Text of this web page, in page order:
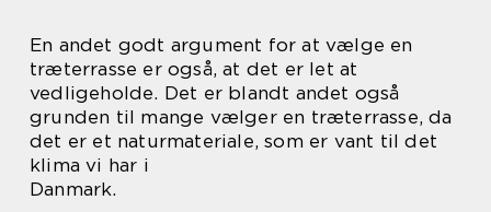
En andet godt argument for at vælge en
træterrasse er også, at det er let at
vedligeholde. Det er blandt andet også
grunden til mange vælger en træterrasse, da
det er et naturmateriale, som er vant til det
klima vi har i
Danmark.